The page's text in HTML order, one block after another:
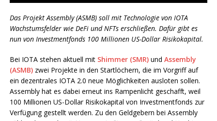
Das Projekt Assembly (ASMB) soll mit Technologie von IOTA
Wachstumsfelder wie DeFi und NFTs erschließen. Dafür gibt es
nun von Investmentfonds 100 Millionen US-Dollar Risikokapital.
Bei IOTA stehen aktuell mit Shimmer (SMR) und Assembly
(ASMB) zwei Projekte in den Startlöchern, die im Vorgriff auf
ein dezentrales IOTA 2.0 neue Möglichkeiten ausloten sollen.
Assembly hat es dabei erneut ins Rampenlicht geschafft, weil
100 Millionen US-Dollar Risikokapital von Investmentfonds zur
Verfügung gestellt werden. Zu den Geldgebern bei Assembly